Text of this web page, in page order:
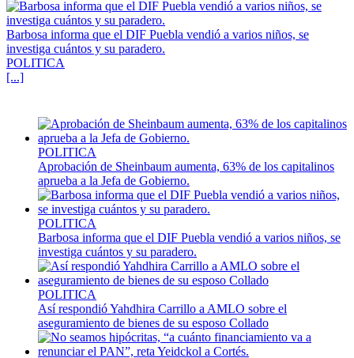
Barbosa informa que el DIF Puebla vendió a varios niños, se
investiga cuántos y su paradero.
POLITICA
[...]
POLITICA
Aprobación de Sheinbaum aumenta, 63% de los capitalinos
aprueba a la Jefa de Gobierno.
POLITICA
Barbosa informa que el DIF Puebla vendió a varios niños, se
investiga cuántos y su paradero.
POLITICA
Así respondió Yahdhira Carrillo a AMLO sobre el
aseguramiento de bienes de su esposo Collado